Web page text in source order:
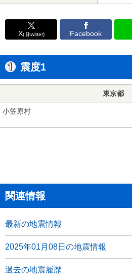
X(旧twitter) Facebook
震度1
東京都
小笠原村
関連情報
最新の地震情報
2025年01月08日の地震情報
過去の地震履歴